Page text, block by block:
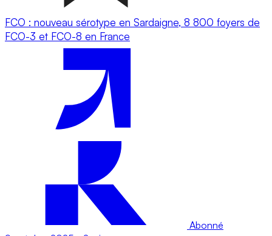
FCO : nouveau sérotype en Sardaigne, 8 800 foyers de
FCO-3 et FCO-8 en France
Abonné